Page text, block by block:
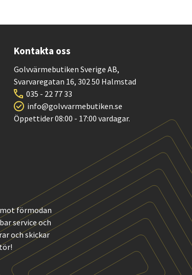
Kontakta oss
Golvvärmebutiken Sverige AB,
Svarvaregatan 16, 302 50 Halmstad
035 - 22 77 33
info@golvvarmebutiken.se
Öppettider 08:00 - 17:00 vardagar.
förmodan
service och
och skickar